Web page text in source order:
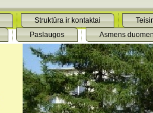
Struktūra ir kontaktai
Paslaugos Asmens